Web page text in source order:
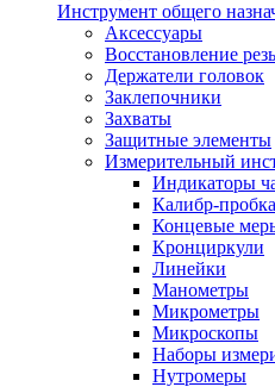
Инструмент общего
Аксессуары
Восстановление
Держатели головок
Заклепочники
Захваты
Защитные элементы
Измерительный
Индикаторы
Калибр-пробка
Концевые
Кронциркули
Линейки
Манометры
Микрометры
Микроскопы
Наборы
Нутромеры